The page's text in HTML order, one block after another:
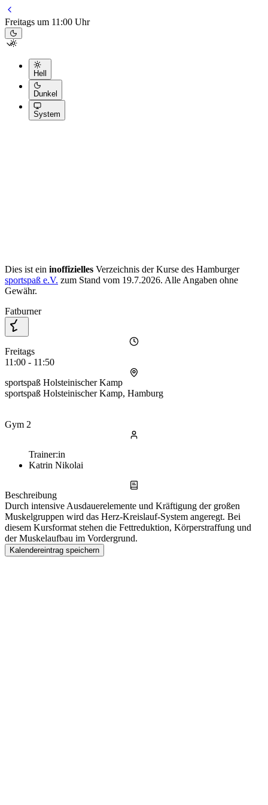
Freitags um 11:00 Uhr
Hell
Dunkel
System
Dies ist ein inoffizielles Verzeichnis der Kurse des Hamburger
sportspaß e.V. zum Stand vom 19.7.2026. Alle Angaben ohne
Gewähr.
Fatburner
Freitags
11:00 - 11:50
sportspaß Holsteinischer Kamp
sportspaß Holsteinischer Kamp, Hamburg
Gym 2
Trainer:in
Katrin Nikolai
Beschreibung
Durch intensive Ausdauerelemente und Kräftigung der großen
Muskelgruppen wird das Herz-Kreislauf-System angeregt. Bei
diesem Kursformat stehen die Fettreduktion, Körperstraffung und
der Muskelaufbau im Vordergrund.
Kalendereintrag speichern